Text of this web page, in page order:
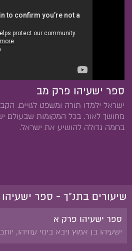
ספר ישעיהו פרק מב
ישראל ילמדו תורה ומשפט לגויים.
מחושך לאור. בכל המקומות שבעולם
בחמה גדולה להושיע את ישראל.
שיעורים בתנ"ך - ספר ישעיהו
ספר ישעיהו פרק א
ישעיהו בן אמוץ ניבא בימי עוזיהו,